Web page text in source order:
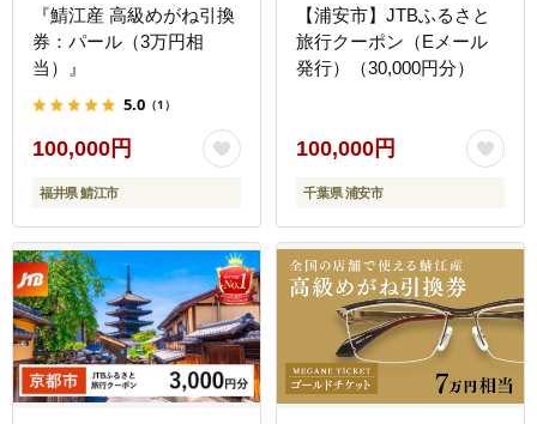
『鯖江産 高級めがね引換
券：パール（3万円相
当）』
5.0 （1）
100,000円
福井県 鯖江市
【浦安市】JTBふるさと
旅行クーポン（Eメール
発行）（30,000円分）
100,000円
千葉県 浦安市